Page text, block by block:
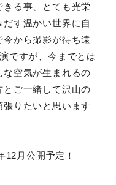
る事、とても光栄
す温かい世界に自
から撮影が待ち遠
ですが、今までとは
空気が生まれるの
ご一緒して沢山の
りたいと思います
月公開予定！